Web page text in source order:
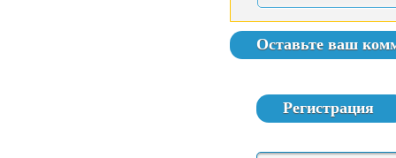
Оставьте ваш
Регистрация